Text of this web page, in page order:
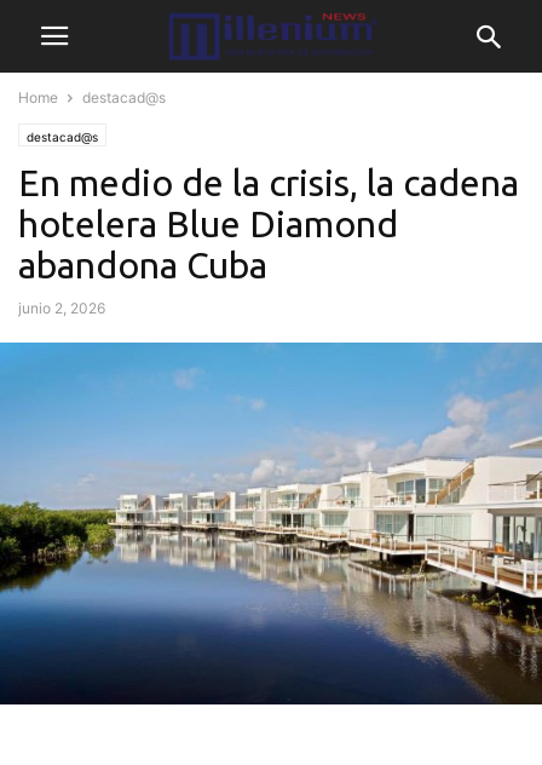
Home destacad@s
destacad@s
En medio de la crisis, la cadena
hotelera Blue Diamond
abandona Cuba
junio 2, 2026